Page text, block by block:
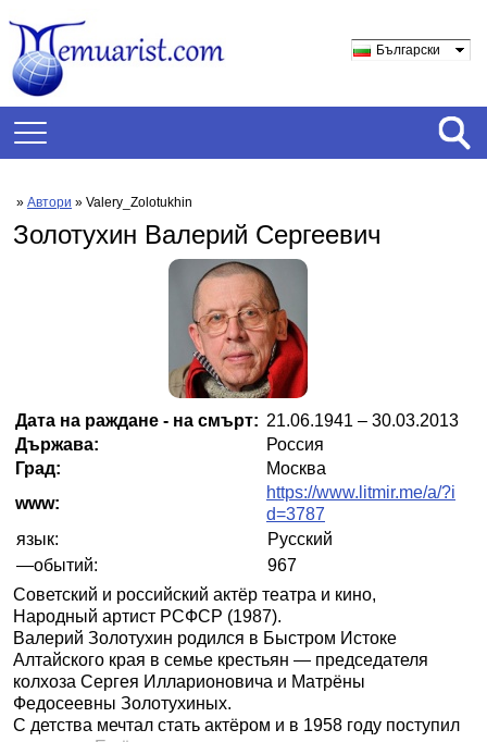
Български
» Автори » Valery_Zolotukhin
Золотухин Валерий Сергеевич
Дата на раждане - на смърт: 21.06.1941 – 30.03.2013
Държава:
Россия
Град:
Москва
www:
https://www.litmir.me/a/?i
d=3787
язык:
Русский
—обытий:
967
Советский и российский актёр театра и кино,
Народный артист РСФСР (1987).
Валерий Золотухин родился в Быстром Истоке
Алтайского края в семье крестьян — председателя
колхоза Сергея Илларионовича и Матрёны
Федосеевны Золотухиных.
С детства мечтал стать актёром и в 1958 году поступил